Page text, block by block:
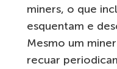
miners, o que
esquentam e
Mesmo um
recuar